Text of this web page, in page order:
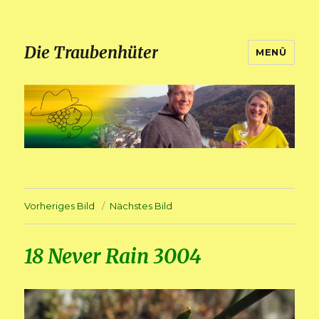
Die Traubenhüter MENÜ
Vorheriges Bild Nächstes Bild
18 Never Rain 3004